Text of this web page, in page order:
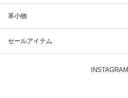
革小物
セールアイテム
INSTAGRAM